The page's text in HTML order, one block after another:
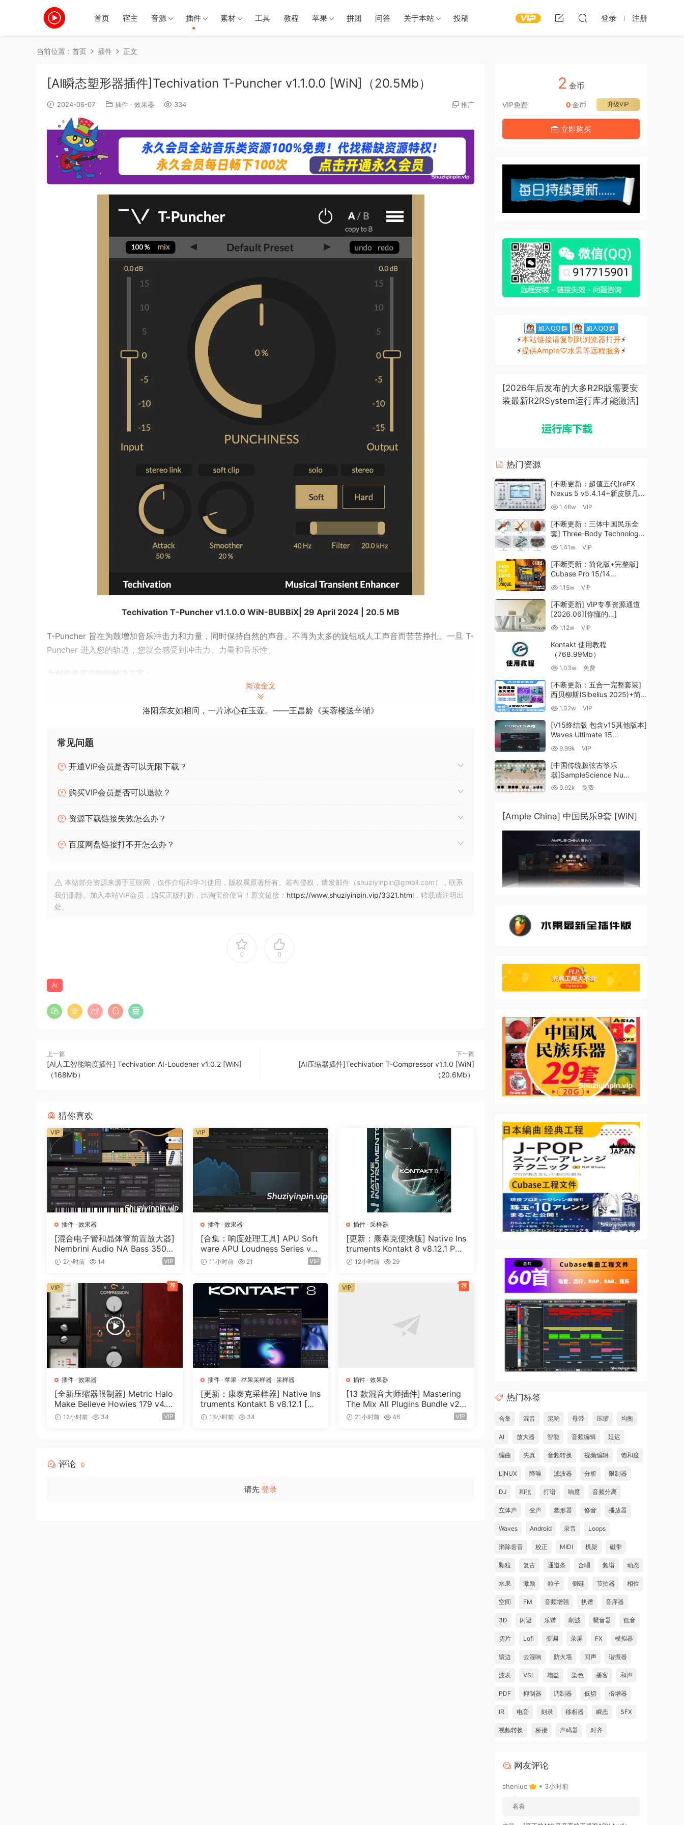
首页 宿主 音源 插件 素材 工具 教程 苹果 拼团 问答 关于本站 投稿 登录 注册
当前位置： 首页 插件 正文
[AI瞬态塑形器插件]Techivation T-Puncher v1.1.0.0 [WiN]（20.5Mb）
2024-06-07 插件 · 效果器 334 推广
Techivation T-Puncher v1.1.0.0 WiN-BUBBiX| 29 April 2024 | 20.5 MB
T-Puncher 旨在为鼓增加音乐冲击力和力量，同时保持自然的声音。不再为太多的旋钮或人工声音而苦苦挣扎。一旦 T-
Puncher 进入您的轨道，您就会感受到冲击力、力量和音乐性。
程在技术上出现问题。
它还可以让您软化击球，如果您愿意
不会搞砸你的鼓声的音乐性和原始氛围。
最小的图形用户界面，简单的工作流程
件。
64 位：VST2、VST3、AAX）
https://techivation.com/t-puncher/
struggling with too many knobs or an artificial sound. Once T-Puncher is on your tracks, you’ll feel the punch,
Smart solution for creators
T-Puncher makes your drums punch through while keeping them musical
vision without worrying too much about going technically wrong with transient shapping process.
It also lets you soften the hits, if you want it
Dial the major knob from 0 to 100% to increase the punchiness, or go from 0 to -100% to soften your drum
hits. Both ways are safe, meaing you wouldn’t end up messing up the musicallity and original vibe of your
drum hits.
Minimal graphic user-interface, simple workflow
to understand how to access different controls in different plug-ins we have.
From nfo:
https://techivation.com/t-puncher/
1a). Install .exe, & replace with patched files.
It was released with keygen in february 2024. No one else cared cracking it, so we did.
If you don’t need cracked version, just keep using the keygened one.
BUBBiX
🏠 HomePage
阅读全文
洛阳亲友如相问，一片冰心在玉壶。——王昌龄《芙蓉楼送辛渐》
常见问题
开通VIP会员是否可以无限下载？
购买VIP会员是否可以退款？
资源下载链接失效怎么办？
百度网盘链接打不开怎么办？
本站部分资源来源于互联网，仅作介绍和学习使用，版权属原著所有。若有侵权，请发邮件（shuziyinpin@gmail.com），联系
我们删除。加入本站VIP会员，购买正版打折，比淘宝价便宜！原文链接： https://www.shuziyinpin.vip/3321.html ，转载请注明出
处。
0 0
AI
上一篇
[AI人工智能响度插件] Techivation AI-Loudener v1.0.2 [WiN]
（168Mb）
下一篇
[AI压缩器插件]Techivation T-Compressor v1.1.0 [WiN]
（20.6Mb）
猜你喜欢
插件 · 效果器
[混合电子管和晶体管前置放大器]
Nembrini Audio NA Bass 3500
v1.0.0 Incl Keygen-R2R [WiN]
2小时前 14 VIP
VIP
插件· 效果器
[合集：响度处理工具] APU Soft
ware APU Loudness Series v5.
7.0 Incl Keygen-R2R [WiN]（5
11小时前 21 VIP
VIP
插件 ·采样器
[更新：康泰克便携版] Native Ins
truments Kontakt 8 v8.12.1 POR
TABLE-vkDanilov [WiN]（1.25
12小时前 29
插件 · 效果器
[全新压缩器限制器] Metric Halo
Make Believe Howies 179 v4.1.1
7-R2R [WiN]（30.0MB）
12小时前 34 VIP
VIP 荐
插件· 苹果· 苹果采样器· 采样器
[更新：康泰克采样器] Native Ins
truments Kontakt 8 v8.12.1 [Wi
N, MacOSX]（1.2GB+）
16小时前 34
插件 ·效果器
[13 款混音大师插件] Mastering
The Mix All Plugins Bundle v20
26.08.03 [WiN, MacOSX]（180
21小时前 46 VIP
VIP 荐
评论 0
请先 登录
2 金币
VIP免费 升级VIP
0金币
立即购买
⚡本站链接请复制到浏览器打开⚡
⚡提供Ample♡水果等远程服务⚡
[2026年后发布的大多R2R版需要安
装最新R2RSystem运行库才能激活]
热门资源
[不断更新：超值五代]reFX
Nexus 5 v5.4.14+新皮肤几十
套+原厂+全套扩展+教程
1.48w VIP
[不断更新：三体中国民乐全
套] Three-Body Technology-
R2R [WiN, MacOSX]
1.41w VIP
[不断更新：简化版+完整版]
Cubase Pro 15/14
VR/R2R/U2B+原厂音源+插件
MacOSX]（704.0MB+）
1.15w VIP
[不断更新] VIP专享资源通道
[2026.06][你懂的…]
1.12w VIP
Kontakt 使用教程
（768.99Mb）
1.03w 免费
[不断更新：五合一完整套装]
西贝柳斯(Sibelius 2025)+简
谱插件V8+图片识别+音频识别
MacOSX]（80.48GB+）
1.02w VIP
[V15终结版 包含v15其他版本]
Waves Ultimate 15
v25.05.27+一键安装版+安装
MacOSX]
（4.1GB+10.2GB+9.6GB）
9.99k VIP
[中国传统拨弦古筝乐
器]SampleScience Nu
Guzheng v2.0 x64 VST
9.92k 免费
[Ample China] 中国民乐9套 [WiN]
热门标签
合集 混音 混响 母带 压缩 均衡
AI 放大器 智能 音频编辑 延迟
编曲 失真 音频转换 视频编辑 饱和度
LiNUX 降噪 滤波器 分析 限制器
DJ 和弦 打谱 响度 音频分离
立体声 变声 塑形器 修音 播放器
Waves Android 录音 Loops
消除齿音 校正 MIDI 机架 磁带
颗粒 复古 通道条 合唱 频谱 动态
水果 激励 粒子 侧链 节拍器 相位
空间 FM 音频增强 扒谱 音序器
3D 闪避 乐谱 削波 琶音器 低音
切片 Lofi 变调 录屏 FX 模拟器
镶边 去混响 防火墙 回声 谐振器
波表 VSL 增益 染色 播客 和声
PDF 抑制器 调制器 低切 倍增器
IR 电音 刻录 移相器 瞬态 SFX
视频转换 桥接 声码器 对齐
网友评论
shenluo • 3小时前
看看